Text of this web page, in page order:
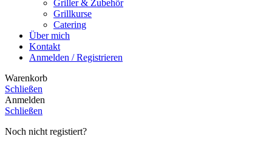
Griller & Zubehör
Grillkurse
Catering
Über mich
Kontakt
Anmelden / Registrieren
Warenkorb
Schließen
Anmelden
Schließen
Noch nicht registiert?